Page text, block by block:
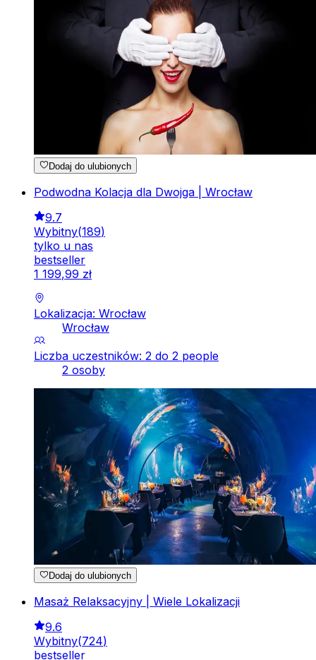
Dodaj do ulubionych
Podwodna Kolacja dla Dwojga | Wrocław
9.7
Wybitny(189)
tylko u nas
bestseller
1 199,99 zł
Lokalizacja: Wrocław
Wrocław
Liczba uczestników: 2 do 2 people
2 osoby
Dodaj do ulubionych
Masaż Relaksacyjny | Wiele Lokalizacji
9.6
Wybitny(724)
bestseller